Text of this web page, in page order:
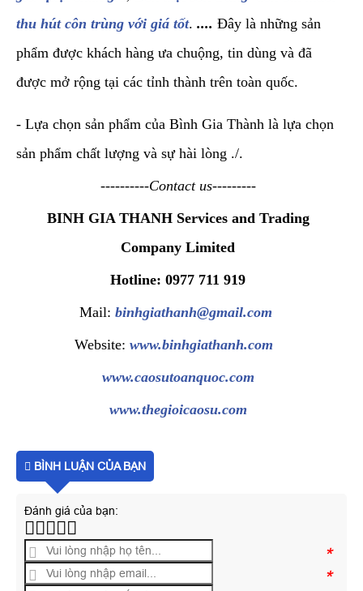
thu hút côn trùng với giá tốt. .... Đây là những sản
phẩm được khách hàng ưa chuộng, tin dùng và đã
được mở rộng tại các tỉnh thành trên toàn quốc.
- Lựa chọn sản phẩm của Bình Gia Thành là lựa chọn
sản phẩm chất lượng và sự hài lòng ./.
----------Contact us---------
BINH GIA THANH Services and Trading
Company Limited
Hotline: 0977 711 919
Mail:binhgiathanh@gmail.com
Website:www.binhgiathanh.com
www.caosutoanquoc.com
www.thegioicaosu.com
BÌNH LUẬN CỦA BẠN
Đánh giá của bạn:
*
*